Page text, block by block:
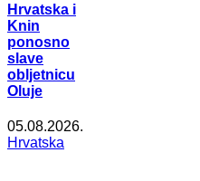
Hrvatska i
Knin
ponosno
slave
obljetnicu
Oluje
05.08.2026.
Hrvatska